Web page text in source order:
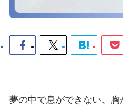
夢の中で息ができない、胸